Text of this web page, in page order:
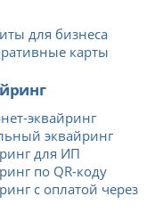
для бизнеса
карты
эквайринг
эквайринг
для ИП
по QR-коду
с оплатой через